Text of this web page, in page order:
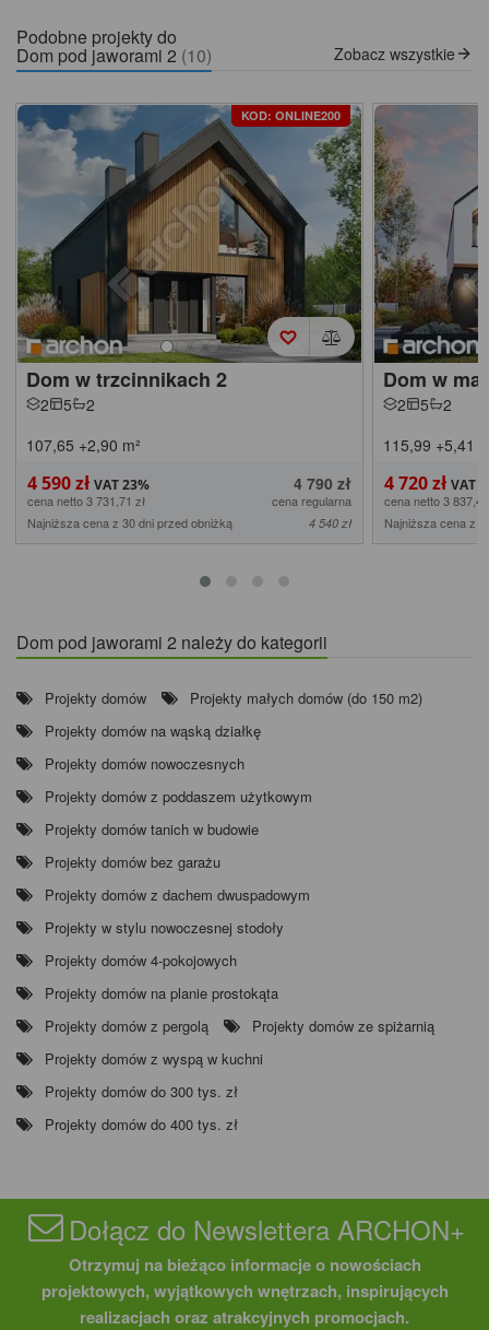
Podobne projekty do
Dom pod jaworami 2 (10) Zobacz wszystkie
KOD: ONLINE200
Dom w trzcinnikach 2
2 5
2
107,65 +2,90 m²
4 590 zł 4 790 zł
cena netto 3 731,71 zł
cena regularna
Najniższa cena z 30 dni przed obniżką
4 540 zł
Dom w
2 5
2
115,99 +5,41
4 720 zł
cena netto 3
Najniższa cena z
Dom pod jaworami 2 należy do kategorii
Projekty domów
Projekty małych domów (do 150 m2)
Projekty domów na wąską działkę
Projekty domów nowoczesnych
Projekty domów z poddaszem użytkowym
Projekty domów tanich w budowie
Projekty domów bez garażu
Projekty domów z dachem dwuspadowym
Projekty w stylu nowoczesnej stodoły
Projekty domów 4-pokojowych
Projekty domów na planie prostokąta
Projekty domów z pergolą
Projekty domów ze spiżarnią
Projekty domów z wyspą w kuchni
Projekty domów do 300 tys. zł
Projekty domów do 400 tys. zł
Dołącz do Newslettera ARCHON+
Otrzymuj na bieżąco informacje o nowościach
projektowych, wyjątkowych wnętrzach, inspirujących
realizacjach oraz atrakcyjnych promocjach.